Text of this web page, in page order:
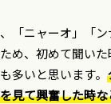
「ニャーオ」「
め、初めて聞い
多いと思います。
見て興奮した時